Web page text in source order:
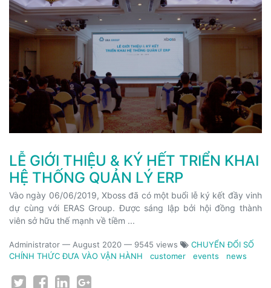
LỄ GIỚI THIỆU & KÝ HẾT TRIỂN KHAI
HỆ THỐNG QUẢN LÝ ERP
Vào ngày 06/06/2019, Xboss đã có một buổi lễ ký kết đầy vinh
dự cùng với ERAS Group. Được sáng lập bởi hội đồng thành
viên sở hữu thế mạnh về tiềm ...
Administrator — August 2020 — 9545 views
CHUYỂN ĐỔI SỐ
CHÍNH THỨC ĐƯA VÀO VẬN HÀNH
customer events news